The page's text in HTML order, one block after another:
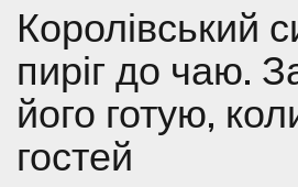
Королівський
пиріг до чаю.
його готую,
гостей